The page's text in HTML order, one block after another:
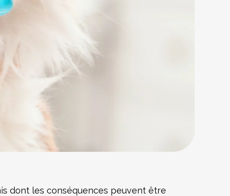
dont les conséquences peuvent être